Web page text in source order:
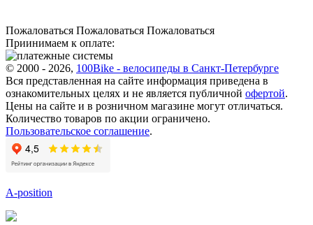
Пожаловаться Пожаловаться Пожаловаться
Приинимаем к оплате:
© 2000 - 2026, 100Bike - велосипеды в Санкт-Петербурге
Вся представленная на сайте информация приведена в
ознакомительных целях и не является публичной офертой.
Цены на сайте и в розничном магазине могут отличаться.
Количество товаров по акции ограничено.
Пользовательское соглашение.
A-position